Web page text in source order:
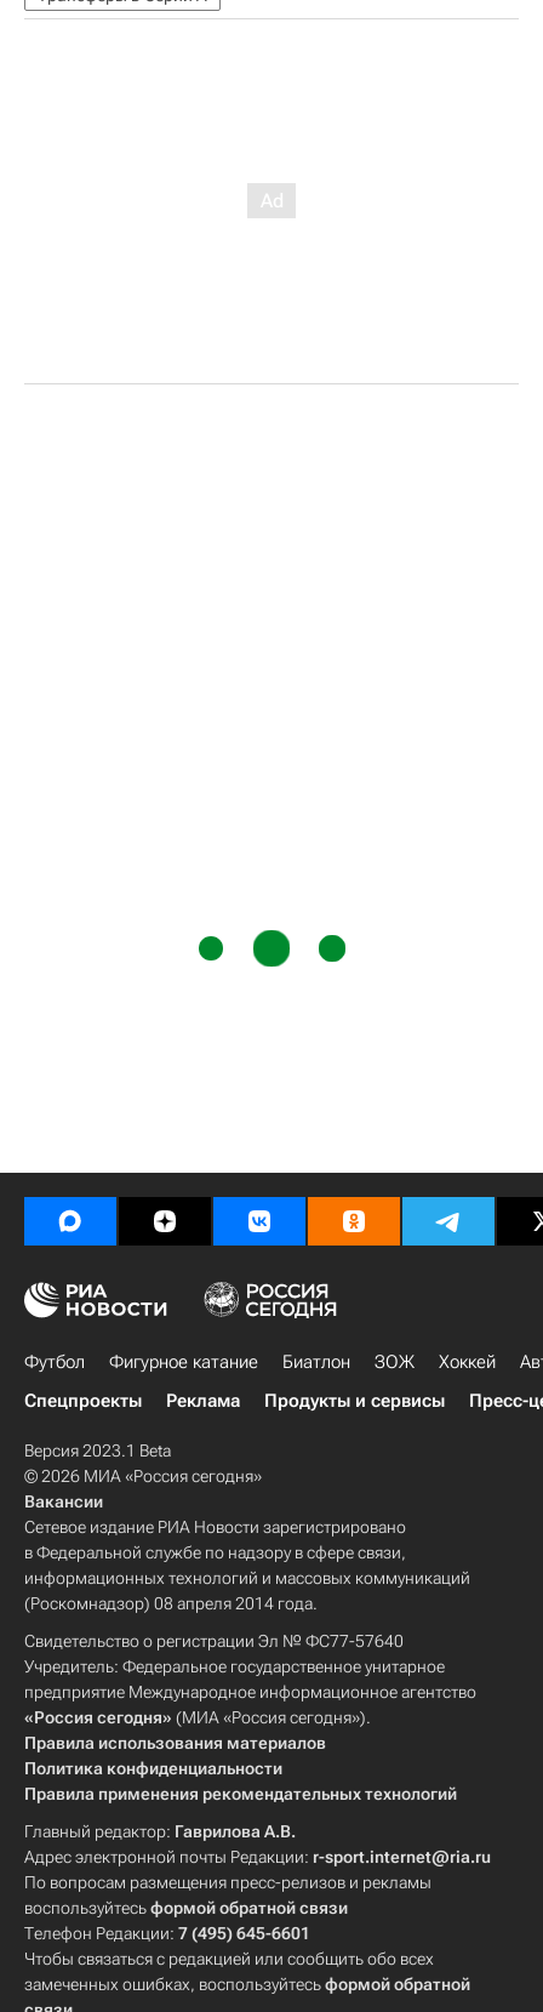
Футбол Фигурное катание Биатлон ЗОЖ Хоккей
Спецпроекты
Реклама Продукты и сервисы Пресс-
Версия 2023.1 Beta
© 2026 МИА «Россия сегодня»
Вакансии
Сетевое издание РИА Новости зарегистрировано
в Федеральной службе по надзору в сфере связи,
информационных технологий и массовых коммуникаций
(Роскомнадзор) 08 апреля 2014 года.
Свидетельство о регистрации Эл № ФС77-57640
Учредитель: Федеральное государственное унитарное
предприятие Международное информационное агентство
«Россия сегодня» (МИА «Россия сегодня»).
Правила использования материалов
Политика конфиденциальности
Правила применения рекомендательных технологий
Главный редактор: Гаврилова А.В.
Адрес электронной почты Редакции: r-sport.internet@ria.ru
По вопросам размещения пресс-релизов и рекламы
воспользуйтесьформой обратной связи
Телефон Редакции: 7 (495) 645-6601
Чтобы связаться с редакцией или сообщить обо всех
замеченных ошибках, воспользуйтесьформой обратной